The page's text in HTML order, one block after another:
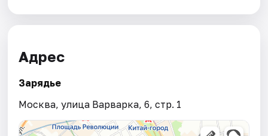
Адрес
Зарядье
Москва, улица Варварка, 6, стр. 1